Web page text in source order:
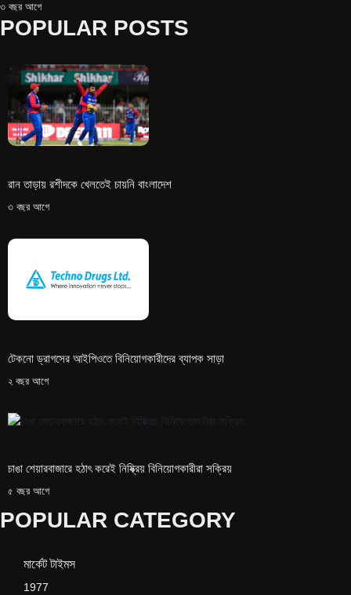
৩ বছর আগে
POPULAR POSTS
রান তাড়ায় রশীদকে খেলতেই চায়নি বাংলাদেশ
৩ বছর আগে
টেকনো ড্রাগসের আইপিওতে বিনিয়োগকারীদের ব্যাপক সাড়া
২ বছর আগে
চাঙা শেয়ারবাজারে হঠাৎ করেই নিষ্ক্রিয় বিনিয়োগকারীরা সক্রিয়
৫ বছর আগে
POPULAR CATEGORY
মার্কেট টাইমস
1977